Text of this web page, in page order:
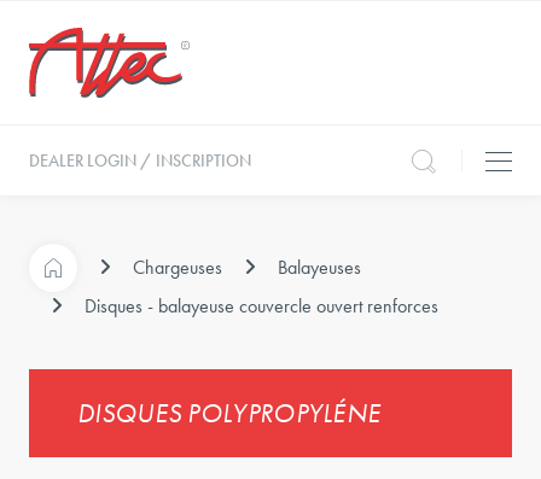
DEALER LOGIN / INSCRIPTION
Chargeuses
Balayeuses
Disques - balayeuse couvercle ouvert renforces
DISQUES POLYPROPYLÉNE